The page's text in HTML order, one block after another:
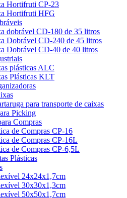
Hortifruti CP-23
Hortifruti HFG
dobrável CD-180 de 35 litros
Dobrável CD-240 de 45 litros
Dobrável CD-40 de 40 litros
plásticas ALC
Plásticas KLT
para transporte de caixas
Picking
Compras
de Compras CP-16
de Compras CP-16L
de Compras CP-6,5L
Plásticas
24x24x1,7cm
30x30x1,3cm
50x50x1,7cm